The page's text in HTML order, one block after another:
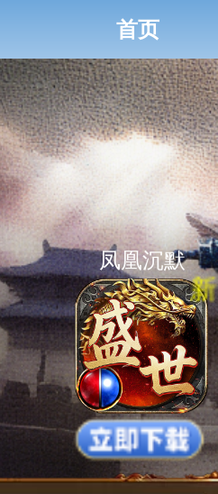
首页
凤凰沉默
新